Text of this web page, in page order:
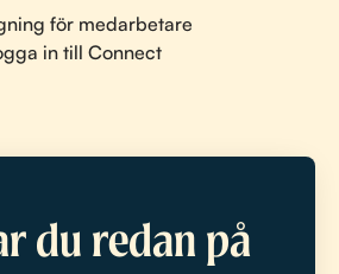
för medarbetare
in till Connect
du redan på